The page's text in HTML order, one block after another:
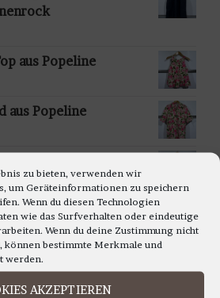
zu bieten, verwenden wir
um Geräteinformationen zu speichern
Wenn du diesen Technologien
wie das Surfverhalten oder eindeutige
Wenn du deine Zustimmung nicht
bestimmte Merkmale und
werden.
AKZEPTIEREN
ist:
aus Popeline
aus Popeline